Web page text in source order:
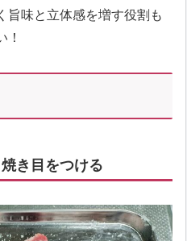
旨味と立体感を増す役割も
！
き目をつける